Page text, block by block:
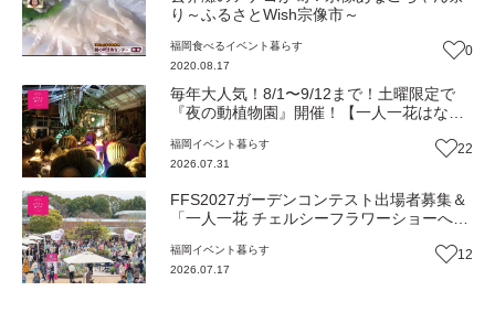
り～ふるさとWish宗像市～
福岡食べるイベント暮らす
2020.08.17
0
毎年大人気！8/1〜9/12まで！土曜限定で
『夜の動植物園』開催！【一人一花はなき
福岡 イベント暮らす
2026.07.31
22
FFS2027ガーデンコンテスト出場者募集＆
「一人一花 チェルシーフラワーショーへの
り】Vol.53
福岡 イベント暮らす
2026.07.17
12